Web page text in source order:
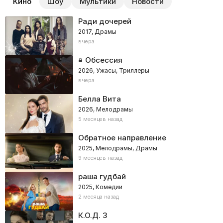
Ради дочерей
2017, Драмы
вчера
Обсессия
2026, Ужасы, Триллеры
вчера
Белла Вита
2026, Мелодрамы
5 месяцев назад
Обратное направление
2025, Мелодрамы, Драмы
9 месяцев назад
раша гудбай
2025, Комедии
2 месяца назад
К.О.Д. 3